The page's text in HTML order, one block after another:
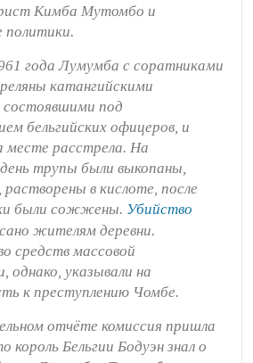
Кимба Мутомбо и
политики.
года Лумумба с соратниками
катангийскими
под
бельгийских офицеров, и
месте расстрела. На
трупы были выкопаны,
растворены в кислоте, после
были сожжены. Убийство
жителям деревни.
средств массовой
однако, указывали на
к преступлению Чомбе.
отчёте комиссия пришла
король Бельгии Бодуэн знал о